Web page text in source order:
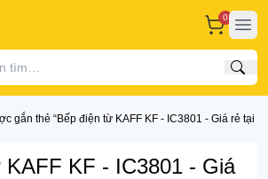
0
Tìm
gắn thẻ “Bếp điện từ KAFF KF - IC3801 - Giá rẻ tại
KAFF KF - IC3801 - Giá